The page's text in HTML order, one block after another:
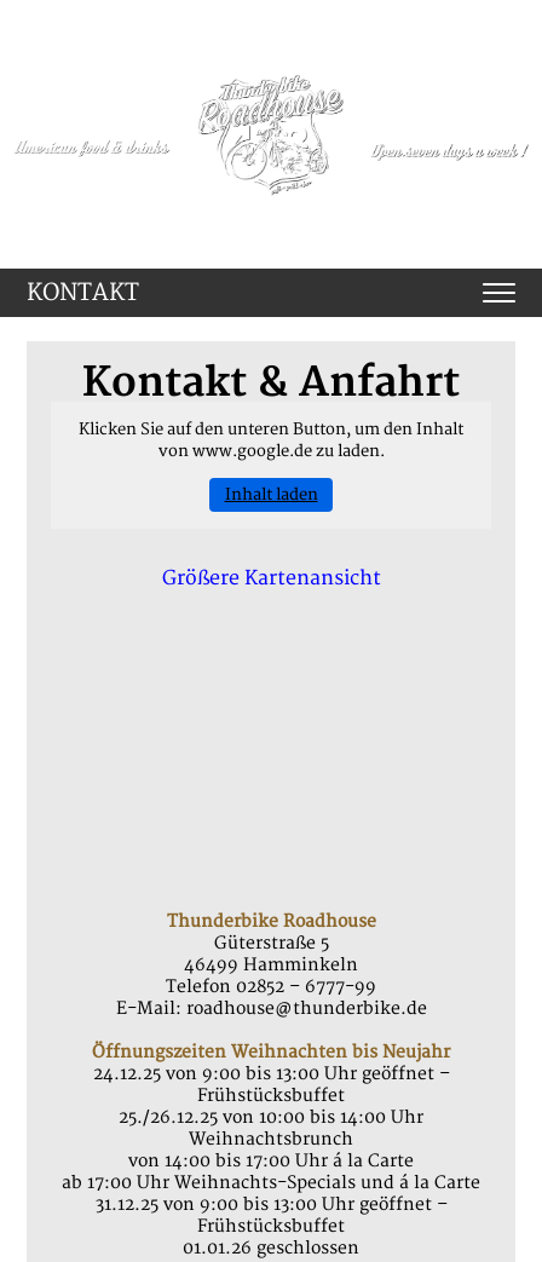
KONTAKT
Kontakt & Anfahrt
Klicken Sie auf den unteren Button, um den Inhalt
von www.google.de zu laden.
Inhalt laden
Größere Kartenansicht
Thunderbike Roadhouse
Güterstraße 5
46499 Hamminkeln
Telefon 02852 – 6777-99
E-Mail: roadhouse@thunderbike.de
Öffnungszeiten Weihnachten bis Neujahr
24.12.25 von 9:00 bis 13:00 Uhr geöffnet –
Frühstücksbuffet
25./26.12.25 von 10:00 bis 14:00 Uhr
Weihnachtsbrunch
von 14:00 bis 17:00 Uhr á la Carte
ab 17:00 Uhr Weihnachts-Specials und á la Carte
31.12.25 von 9:00 bis 13:00 Uhr geöffnet –
Frühstücksbuffet
01.01.26 geschlossen